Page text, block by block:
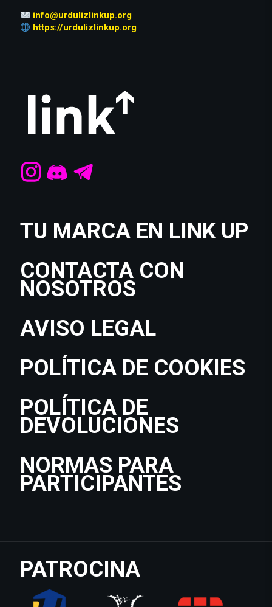
info@urdulizlinkup.org
https://urdulizlinkup.org
TU MARCA EN LINK UP
CONTACTA CON
NOSOTROS
AVISO LEGAL
POLÍTICA DE COOKIES
POLÍTICA DE
DEVOLUCIONES
NORMAS PARA
PARTICIPANTES
PATROCINA